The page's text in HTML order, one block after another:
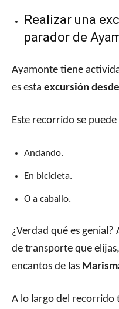
Realizar una
parador de
Ayamonte tiene
es esta excursión
Este recorrido se
Andando.
En bicicleta.
O a caballo.
¿Verdad qué es
de transporte que
encantos de las
A lo largo del recorrido